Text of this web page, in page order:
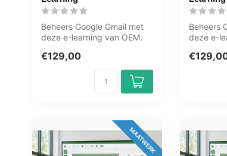
Beheers Google Gmail met
deze e-learning van OEM.
wannee...
€129,00
Beheers
deze e-
wanne...
MAATWERK